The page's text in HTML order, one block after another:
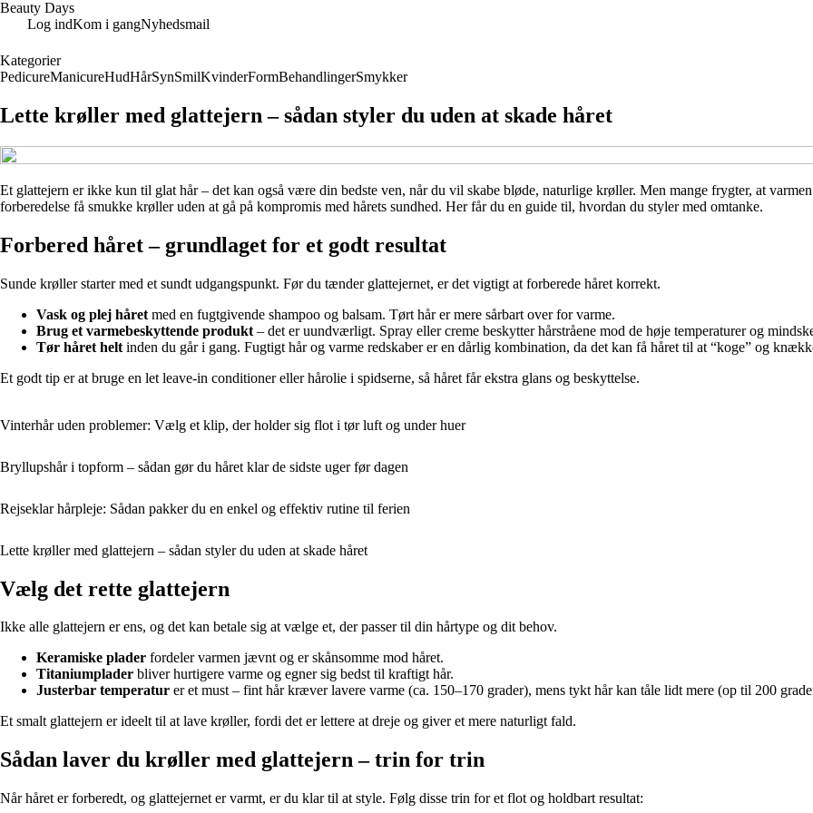
Beauty Days
Log indKom i gangNyhedsmail
Kategorier
PedicureManicureHudHårSynSmilKvinderFormBehandlingerSmykker
Lette krøller med glattejern – sådan styler du uden at skade håret
Et glattejern er ikke kun til glat hår – det kan også være din bedste ven, når du vil skabe bløde, naturlige krøller. Men mange frygter, at
forberedelse få smukke krøller uden at gå på kompromis med hårets sundhed. Her får du en guide til, hvordan du styler med omtanke.
Forbered håret – grundlaget for et godt resultat
Sunde krøller starter med et sundt udgangspunkt. Før du tænder glattejernet, er det vigtigt at forberede håret korrekt.
Vask og plej håret med en fugtgivende shampoo og balsam. Tørt hår er mere sårbart over for varme.
Brug et varmebeskyttende produkt – det er uundværligt. Spray eller creme beskytter hårstråene mod de høje temperaturer og
Tør håret helt inden du går i gang. Fugtigt hår og varme redskaber er en dårlig kombination, da det kan få håret til at “koge” og
Et godt tip er at bruge en let leave-in conditioner eller hårolie i spidserne, så håret får ekstra glans og beskyttelse.
Vinterhår uden problemer: Vælg et klip, der holder sig flot i tør luft og under huer
Bryllupshår i topform – sådan gør du håret klar de sidste uger før dagen
Rejseklar hårpleje: Sådan pakker du en enkel og effektiv rutine til ferien
Lette krøller med glattejern – sådan styler du uden at skade håret
Vælg det rette glattejern
Ikke alle glattejern er ens, og det kan betale sig at vælge et, der passer til din hårtype og dit behov.
Keramiske plader fordeler varmen jævnt og er skånsomme mod håret.
Titaniumplader bliver hurtigere varme og egner sig bedst til kraftigt hår.
Justerbar temperatur er et must – fint hår kræver lavere varme (ca. 150–170 grader), mens tykt hår kan tåle lidt mere (op til 200
Et smalt glattejern er ideelt til at lave krøller, fordi det er lettere at dreje og giver et mere naturligt fald.
Sådan laver du krøller med glattejern – trin for trin
Når håret er forberedt, og glattejernet er varmt, er du klar til at style. Følg disse trin for et flot og holdbart resultat: